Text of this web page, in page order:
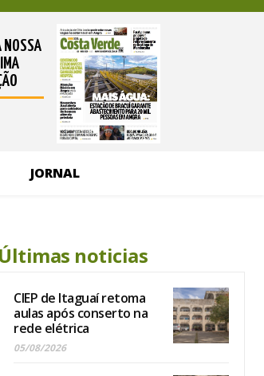
NOSSA
JORNAL
Últimas noticias
CIEP de Itaguaí retoma
aulas após conserto na
rede elétrica
05/08/2026